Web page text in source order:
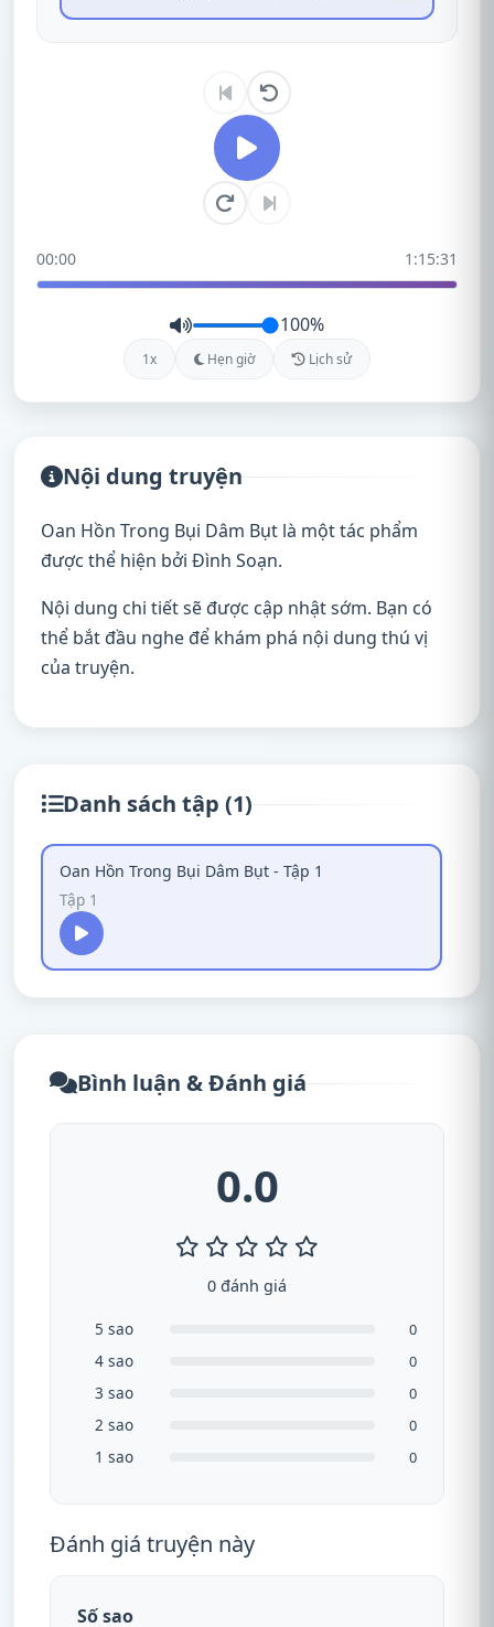
00:00 1:15:31
100%
1x Hẹn giờ Lịch sử
Nội dung truyện
Oan Hồn Trong Bụi Dâm Bụt là một tác phẩm
được thể hiện bởi Đình Soạn.
Nội dung chi tiết sẽ được cập nhật sớm. Bạn có
thể bắt đầu nghe để khám phá nội dung thú vị
của truyện.
Danh sách tập (1)
Oan Hồn Trong Bụi Dâm Bụt - Tập 1
Tập 1
Bình luận & Đánh giá
0.0
0 đánh giá
5 sao 0
4 sao 0
3 sao 0
2 sao 0
1 sao 0
Đánh giá truyện này
Số sao